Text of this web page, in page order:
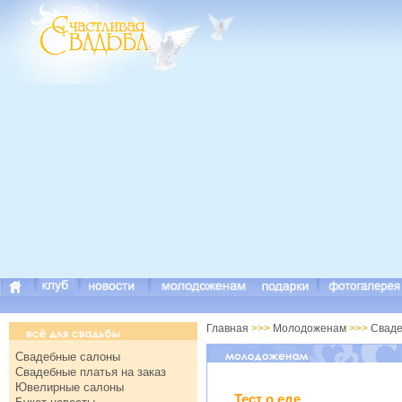
Свадебные салоны
Свадебные платья на заказ
Ювелирные салоны
Главная >>> Молодоженам >>>